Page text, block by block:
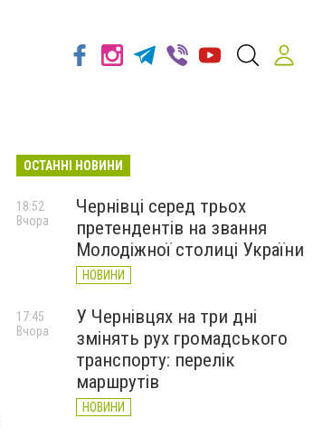
ОСТАННІ НОВИНИ
Чернівці серед трьох
претендентів на звання
Молодіжної столиці України
НОВИНИ
18:52
Вчора
У Чернівцях на три дні
змінять рух громадського
транспорту: перелік
маршрутів
НОВИНИ
17:45
Вчора